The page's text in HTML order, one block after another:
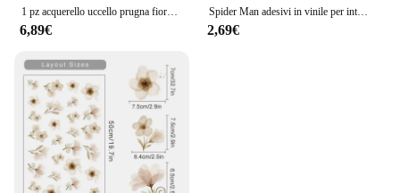
1 pz acquerello uccello prugna fiore di pesca adesivi murali per finestre da parete decorazione camera da letto bambini camera dei bambini Decor per la casa
6,89€
Spider Man adesivi in vinile per interruttore decalcomanie per Laptop decalcomania in vinile per finestrino dell'auto decorazione per porta della camera dei bambini #92
2,69€